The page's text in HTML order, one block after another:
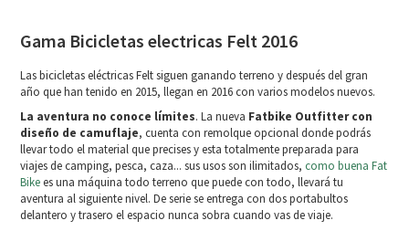
Gama Bicicletas electricas Felt 2016
Las bicicletas eléctricas Felt siguen ganando terreno y después del gran
año que han tenido en 2015, llegan en 2016 con varios modelos nuevos.
La aventura no conoce límites. La nueva Fatbike Outfitter con
diseño de camuflaje, cuenta con remolque opcional donde podrás
llevar todo el material que precises y esta totalmente preparada para
viajes de camping, pesca, caza... sus usos son ilimitados, como buena Fat
Bikees una máquina todo terreno que puede con todo, llevará tu
aventura al siguiente nivel. De serie se entrega con dos portabultos
delantero y trasero el espacio nunca sobra cuando vas de viaje.